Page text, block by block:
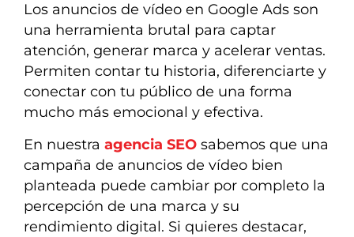
Los anuncios de vídeo en Google Ads son
una herramienta brutal para captar
atención, generar marca y acelerar ventas.
Permiten contar tu historia, diferenciarte y
conectar con tu público de una forma
mucho más emocional y efectiva.
En nuestra agencia SEO sabemos que una
campaña de anuncios de vídeo bien
planteada puede cambiar por completo la
percepción de una marca y su
rendimiento digital. Si quieres destacar,